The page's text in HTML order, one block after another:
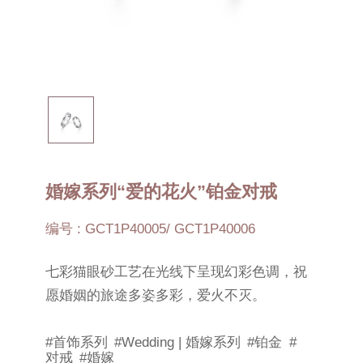
婚嫁系列“爱的花火”铂金对戒
编号 : GCT1P40005/ GCT1P40006
七彩猫眼砂工艺在光线下呈现幻彩色调，祝
愿婚姻的旅途多姿多彩，爱火不灭。
#首饰系列 #Wedding | 婚嫁系列 #铂金 #
对戒 #婚嫁